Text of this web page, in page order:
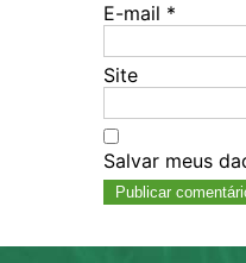
E-mail *
Site
Salvar meus